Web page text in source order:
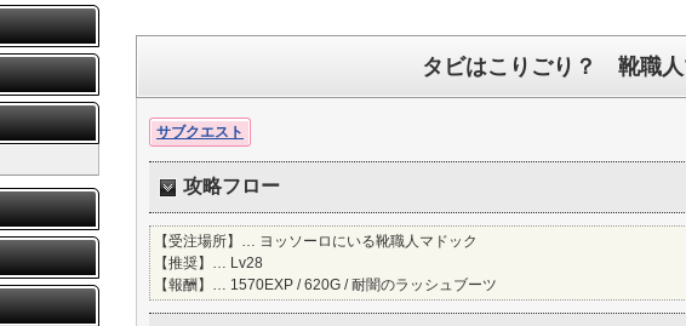
タビはこりごり？ 靴職人
サブクエスト
攻略フロー
【受注場所】… ヨッソーロにいる靴職人マドック
【推奨】… Lv28
【報酬】… 1570EXP / 620G / 耐闇のラッシュブーツ